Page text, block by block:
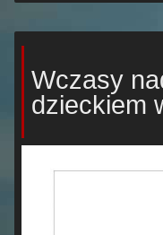
Wczasy
dzieckiem